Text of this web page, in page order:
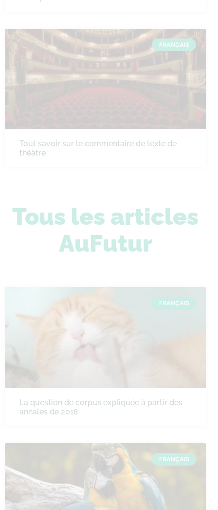
FRANÇAIS
Tout savoir sur le commentaire de texte de
théâtre
Tous les articles
AuFutur
FRANÇAIS
La question de corpus expliquée à partir des
annales de 2018
FRANÇAIS